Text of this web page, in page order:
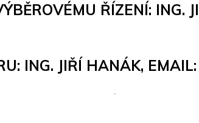
ŘÍZENÍ: ING.
ING. JIŘÍ HANÁK, EMAIL: